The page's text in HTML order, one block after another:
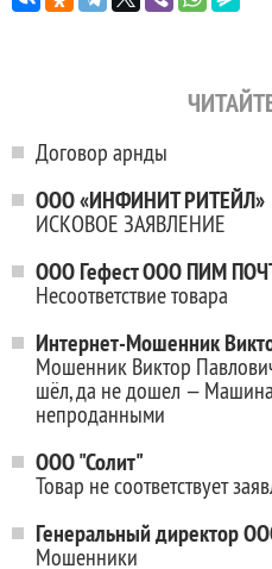
Договор арнды
ООО «ИНФИНИТ РИТЕЙЛ»
ИСКОВОЕ ЗАЯВЛЕНИЕ
ООО Гефест ООО ПИМ
Несоответствие товара
Интернет-Мошенник
Мошенник Виктор
шёл, да не дошел — Машина
непроданными
ООО "Солит"
Товар не соответствует
Генеральный директор
Мошенники